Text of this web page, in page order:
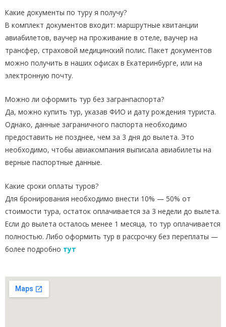
Какие документы по туру я получу?
В комплект документов входит: маршрутные квитанции
авиабилетов, ваучер на проживание в отеле, ваучер на
трансфер, страховой медицинский полис. Пакет документов
можно получить в наших офисах в Екатеринбурге, или на
электронную почту.
Можно ли оформить тур без загранпаспорта?
Да, можно купить тур, указав ФИО и дату рождения туриста.
Однако, данные заграничного паспорта необходимо
предоставить не позднее, чем за 3 дня до вылета. Это
необходимо, чтобы авиакомпания выписала авиабилеты на
верные паспортные данные.
Какие сроки оплаты туров?
Для бронирования необходимо внести 10% — 50% от
стоимости тура, остаток оплачивается за 3 недели до вылета.
Если до вылета осталось менее 1 месяца, то тур оплачивается
полностью. Либо оформить тур в рассрочку без переплаты —
более подробно тут